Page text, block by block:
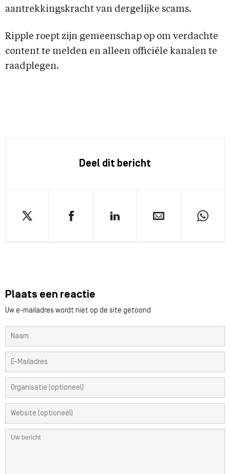
aantrekkingskracht van dergelijke scams.
Ripple roept zijn gemeenschap op om verdachte
content te melden en alleen officiële kanalen te
raadplegen.
Deel dit bericht
Plaats een reactie
Uw e-mailadres wordt niet op de site getoond